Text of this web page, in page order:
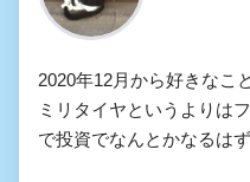
2020年12月から好きなこ
ミリタイヤというよりは
で投資でなんとかなるは